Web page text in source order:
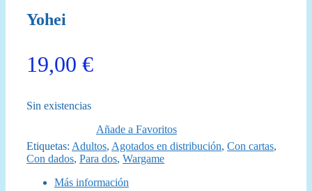
Yohei
19,00 €
Sin existencias
Añade a Favoritos
Etiquetas: Adultos, Agotados en distribución, Con cartas,
Con dados, Para dos, Wargame
Más información